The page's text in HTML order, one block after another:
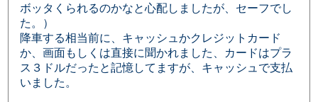
ボッタくられるのかなと心配しましたが、セーフでし
た。）
降車する相当前に、キャッシュかクレジットカード
か、画面もしくは直接に聞かれました、カードはプラ
ス３ドルだったと記憶してますが、キャッシュで支払
いました。